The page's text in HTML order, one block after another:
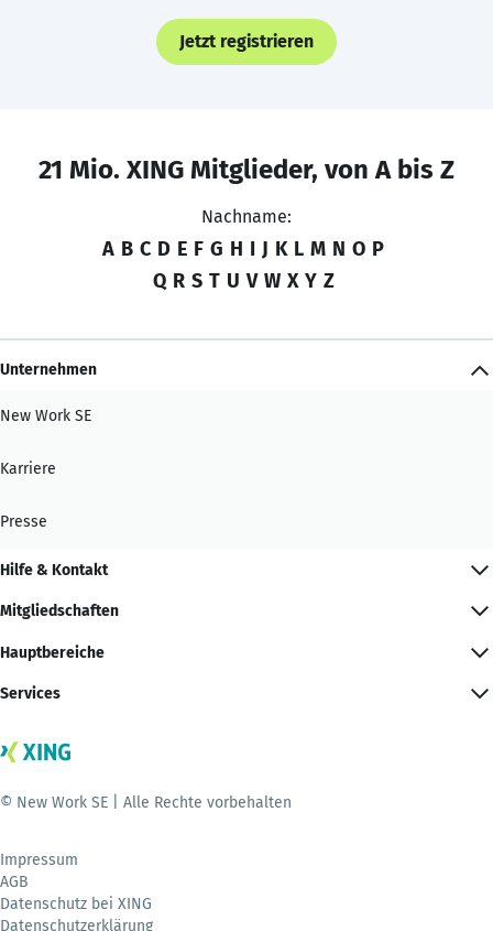
Jetzt registrieren
21 Mio. XING Mitglieder, von A bis Z
Nachname:
A B C D E F G H I J K L M N O P
Q R S T U V W X Y Z
Unternehmen
New Work SE
Karriere
Presse
Hilfe & Kontakt
Mitgliedschaften
Hauptbereiche
Services
© New Work SE | Alle Rechte vorbehalten
Impressum
AGB
Datenschutz bei XING
Datenschutzerklärung